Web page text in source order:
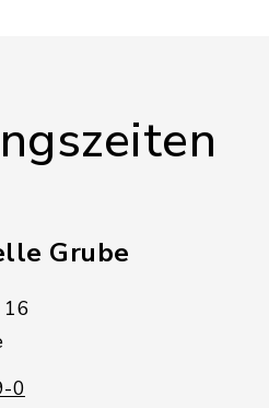
Grube
0